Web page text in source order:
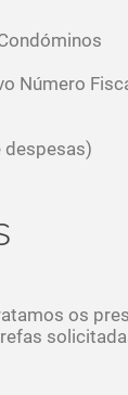
Número
despesas)
os